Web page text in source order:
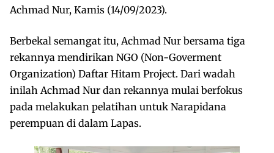
Achmad Nur, Kamis (14/09/2023).
Berbekal semangat itu, Achmad Nur bersama tiga
rekannya mendirikan NGO (Non-Goverment
Organization) Daftar Hitam Project. Dari wadah
inilah Achmad Nur dan rekannya mulai berfokus
pada melakukan pelatihan untuk Narapidana
perempuan di dalam Lapas.